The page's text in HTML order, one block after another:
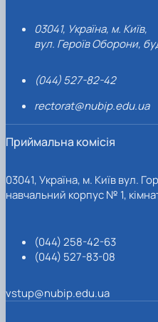
03041, Україна, м. Київ,
вул. Героїв Оборони,
(044) 527-82-42
rectorat@nubip.edu.ua
Приймальна комісія
03041, Україна, м. Київ вул.
навчальний корпус № 1,
(044) 258-42-63
(044) 527-83-08
vstup@nubip.edu.ua